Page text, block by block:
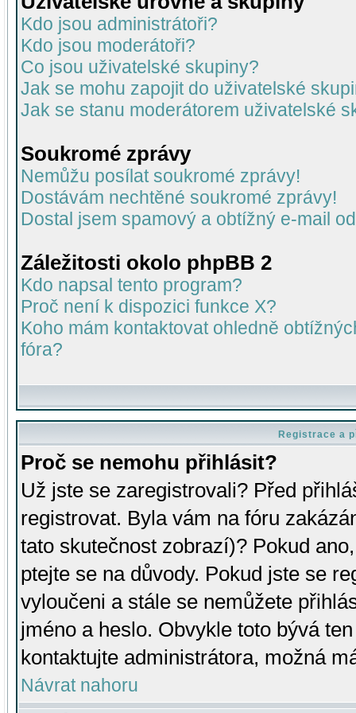
Kdo jsou administrátoři?
Kdo jsou moderátoři?
Co jsou uživatelské skupiny?
Jak se mohu zapojit do uživatelské
Jak se stanu moderátorem uživatelské
Soukromé zprávy
Nemůžu posílat soukromé zprávy!
Dostávám nechtěné soukromé zprávy!
Dostal jsem spamový a obtížný e-mail
Záležitosti okolo phpBB 2
Kdo napsal tento program?
Proč není k dispozici funkce X?
Koho mám kontaktovat ohledně
fóra?
Registrace a
Proč se nemohu přihlásit?
Už jste se zaregistrovali? Před
registrovat. Byla vám na fóru
tato skutečnost zobrazí)? Pokud
ptejte se na důvody. Pokud jste se
vyloučeni a stále se nemůžete
jméno a heslo. Obvykle toto bývá
kontaktujte administrátora, možná
Návrat nahoru